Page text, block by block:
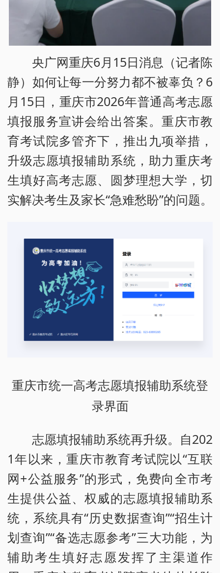
央广网重庆6月15日消息（记者陈
静）如何让每一分努力都不被辜负？6
月15日，重庆市2026年普通高考志愿
填报服务宣讲会给出答案。重庆市教
育考试院多管齐下，推出九项举措，
升级志愿填报辅助系统，助力重庆考
生填好高考志愿、圆梦理想大学，切
实解决考生及家长“急难愁盼”的问题。
重庆市统一高考志愿填报辅助系统登
录界面
志愿填报辅助系统再升级。自202
1年以来，重庆市教育考试院以“互联
网+公益服务”的形式，免费向全市考
生提供公益、权威的志愿填报辅助系
统，系统具有“历史数据查询”“招生计
划查询”“备选志愿参考”三大功能，为
辅助考生填好志愿发挥了主渠道作